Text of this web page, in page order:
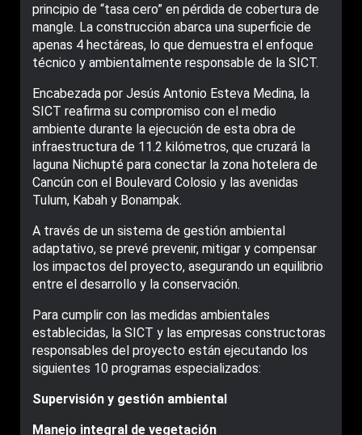
principio de “tasa cero” en pérdida de cobertura de
mangle. La construcción abarca una superficie de
apenas 4 hectáreas, lo que demuestra el enfoque
técnico y ambientalmente responsable de la SICT.
Encabezada por Jesús Antonio Esteva Medina, la
SICT reafirma su compromiso con el medio
ambiente durante la ejecución de esta obra de
infraestructura de 11.2 kilómetros, que cruzará la
laguna Nichupté para conectar la zona hotelera de
Cancún con el Boulevard Colosio y las avenidas
Tulum, Kabah y Bonampak.
A través de un sistema de gestión ambiental
adaptativo, se prevé prevenir, mitigar y compensar
los impactos del proyecto, asegurando un equilibrio
entre el desarrollo y la conservación.
Para cumplir con las medidas ambientales
establecidas, la SICT y las empresas constructoras
responsables del proyecto están ejecutando los
siguientes 10 programas especializados:
Supervisión y gestión ambiental
Manejo integral de vegetación